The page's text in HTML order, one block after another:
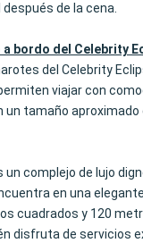
de la cena.
bordo del Celebrity
del Celebrity
viajar con
un tamaño aproximado
complejo de lujo
en una
cuadrados y 120
disfruta de servicios